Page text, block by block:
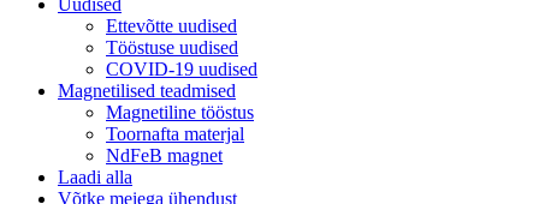
Uudised
Ettevõtte uudised
Tööstuse uudised
COVID-19 uudised
Magnetilised teadmised
Magnetiline tööstus
Toornafta materjal
NdFeB magnet
Laadi alla
Võtke meiega ühendust